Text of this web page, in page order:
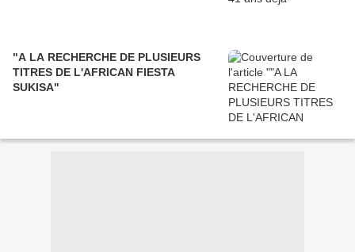
"A LA RECHERCHE DE PLUSIEURS
TITRES DE L'AFRICAN FIESTA
SUKISA"